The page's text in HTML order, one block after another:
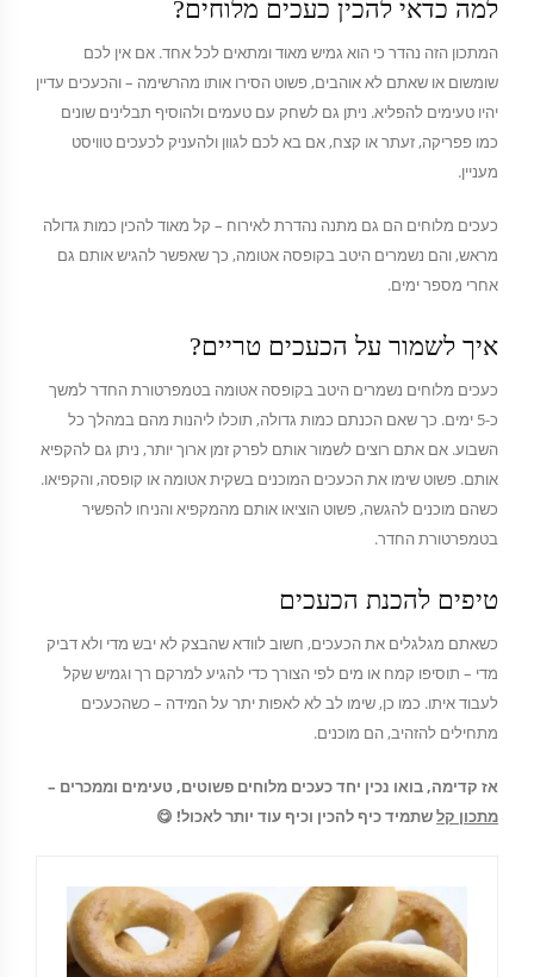
למה כדאי להכין כעכים מלוחים?
המתכון הזה נהדר כי הוא גמיש מאוד ומתאים לכל אחד. אם אין לכם
שומשום או שאתם לא אוהבים, פשוט הסירו אותו מהרשימה – והכעכים עדיין
יהיו טעימים להפליא. ניתן גם לשחק עם טעמים ולהוסיף תבלינים שונים
כמו פפריקה, זעתר או קצח, אם בא לכם לגוון ולהעניק לכעכים טוויסט
מעניין.
כעכים מלוחים הם גם מתנה נהדרת לאירוח – קל מאוד להכין כמות גדולה
מראש, והם נשמרים היטב בקופסה אטומה, כך שאפשר להגיש אותם גם
אחרי מספר ימים.
איך לשמור על הכעכים טריים?
כעכים מלוחים נשמרים היטב בקופסה אטומה בטמפרטורת החדר למשך
כ-5 ימים. כך שאם הכנתם כמות גדולה, תוכלו ליהנות מהם במהלך כל
השבוע. אם אתם רוצים לשמור אותם לפרק זמן ארוך יותר, ניתן גם להקפיא
אותם. פשוט שימו את הכעכים המוכנים בשקית אטומה או קופסה, והקפיאו.
כשהם מוכנים להגשה, פשוט הוציאו אותם מהמקפיא והניחו להפשיר
בטמפרטורת החדר.
טיפים להכנת הכעכים
כשאתם מגלגלים את הכעכים, חשוב לוודא שהבצק לא יבש מדי ולא דביק
מדי – תוסיפו קמח או מים לפי הצורך כדי להגיע למרקם רך וגמיש שקל
לעבוד איתו. כמו כן, שימו לב לא לאפות יתר על המידה – כשהכעכים
מתחילים להזהיב, הם מוכנים.
אז קדימה, בואו נכין יחד כעכים מלוחים פשוטים, טעימים וממכרים –
מתכון קלשתמיד כיף להכין וכיף עוד יותר לאכול! 😋